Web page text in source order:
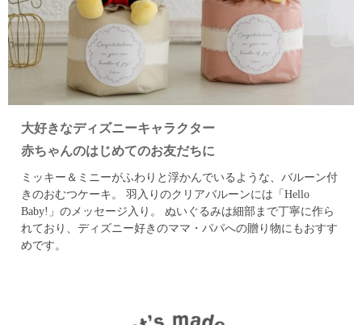
大好きなディズニーキャラクター
赤ちゃんのはじめてのお友だちに
ミッキー＆ミニーがふわりと浮かんでいるような、バルーン付
きのおむつケーキ。
羽入りのクリアバルーンには「Hello
Baby!」のメッセージ入り。
ぬいぐるみは細部まで丁寧に作ら
れており、ディズニー好きのママ・パパへの贈り物にもおすす
めです。